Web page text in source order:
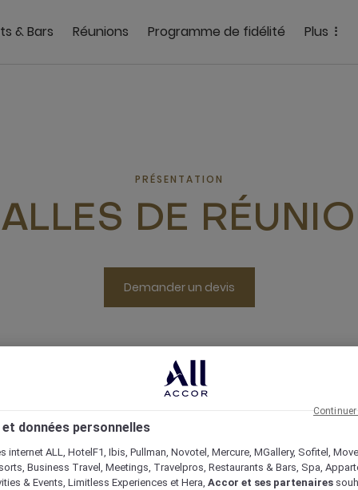
& Bars Réunions Programme de fidélité Plus
PRÉSENTATION
DE
Demander un devis
Rue Gourgas Le Plateau, 01 BP 7335, 01, ABIDJAN,
données personnelles
internet ALL, HotelF1, Ibis, Pullman, Novotel, Mercure, MGallery, Sofitel,
Business Travel, Meetings, Travelpros, Restaurants & Bars, Spa,
& Events, Limitless Experiences et Hera, Accor et ses partenaires